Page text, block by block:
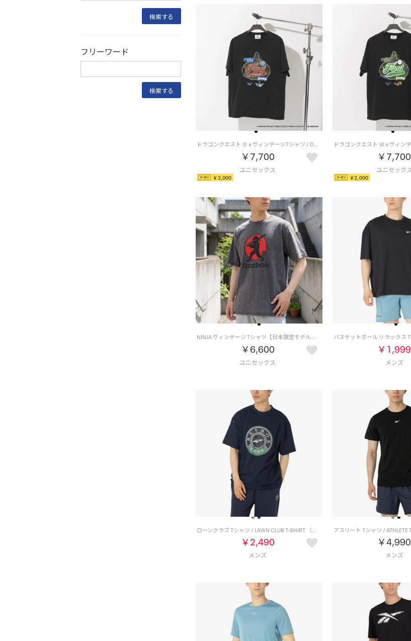
フリーワード
ドラゴンクエスト Ⅲ x ヴィンテージTシャツ / DRAGON QUEST Ⅲ x VINTAGE TEE 【返品不可商品】 （ブラック/バーガンディ）
￥7,700
￥2,000
￥7,700
￥2,000
NINJA ヴィンテージ Tシャツ【日本限定モデル】 （ブラック）
￥6,600 ￥1,999
ローンクラブ Tシャツ / LAWN CLUB T-SHIRT （ネイビー）
￥2,490 ￥4,990